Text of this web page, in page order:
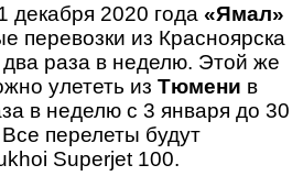
декабря 2020 года «Ямал»
перевозки из Красноярска
два раза в неделю. Этой же
улететь из Тюмени в
в неделю с 3 января до 30
перелеты будут
Superjet 100.